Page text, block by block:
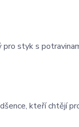
pro styk s
kteří chtějí